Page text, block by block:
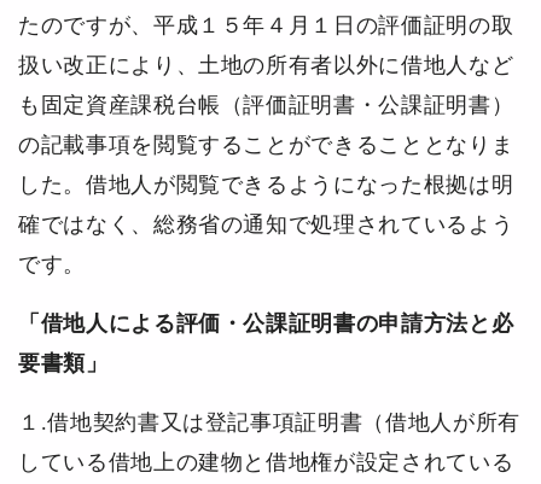
たのですが、平成１５年４月１日の評価証明の取
扱い改正により、土地の所有者以外に借地人など
も固定資産課税台帳（評価証明書・公課証明書）
の記載事項を閲覧することができることとなりま
した。借地人が閲覧できるようになった根拠は明
確ではなく、総務省の通知で処理されているよう
です。
「借地人による評価・公課証明書の申請方法と必
要書類」
１.借地契約書又は登記事項証明書（借地人が所有
している借地上の建物と借地権が設定されている